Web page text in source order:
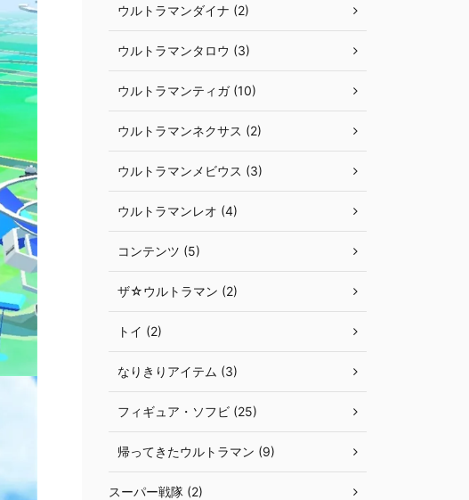
ウルトラマンダイナ (2)
ウルトラマンタロウ (3)
ウルトラマンティガ (10)
ウルトラマンネクサス (2)
ウルトラマンメビウス (3)
ウルトラマンレオ (4)
コンテンツ (5)
ザ☆ウルトラマン (2)
トイ (2)
なりきりアイテム (3)
フィギュア・ソフビ (25)
帰ってきたウルトラマン (9)
スーパー戦隊 (2)